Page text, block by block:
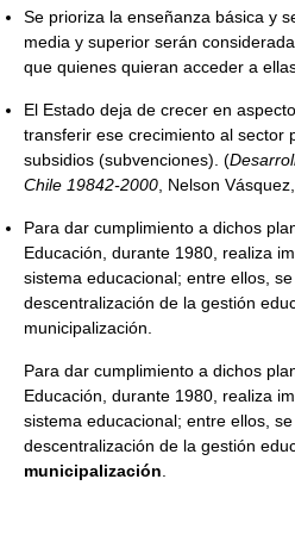
Se prioriza la enseñanza básica y
media y superior serán
que quienes quieran acceder a
El Estado deja de crecer en
transferir ese crecimiento al sector
subsidios (subvenciones). (
Chile 19842-2000 , Nelson
Para dar cumplimiento a dichos
Educación, durante 1980, realiza
sistema educacional; entre ellos,
descentralización de la gestión
municipalización.
Para dar cumplimiento a dichos
Educación, durante 1980, realiza
sistema educacional; entre ellos,
descentralización de la gestión
municipalización